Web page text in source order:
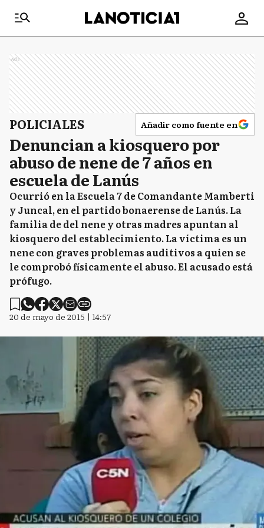
Ads
POLICIALES Añadir como fuente en
Denuncian a kiosquero por
abuso de nene de 7 años en
escuela de Lanús
Ocurrió en la Escuela 7 de Comandante Mamberti
y Juncal, en el partido bonaerense de Lanús. La
familia de del nene y otras madres apuntan al
kiosquero del establecimiento. La víctima es un
nene con graves problemas auditivos a quien se
le comprobó físicamente el abuso. El acusado está
prófugo.
20 de mayo de 2015 | 14:57